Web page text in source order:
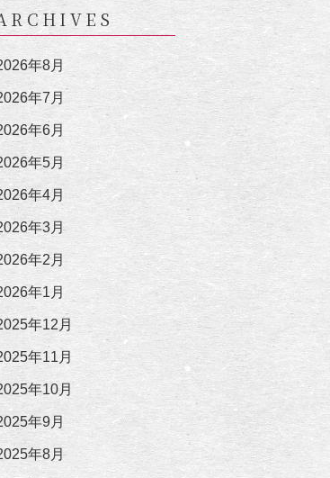
年8月
年7月
年6月
年5月
年4月
年3月
年2月
年1月
年12月
年11月
年10月
年9月
年8月